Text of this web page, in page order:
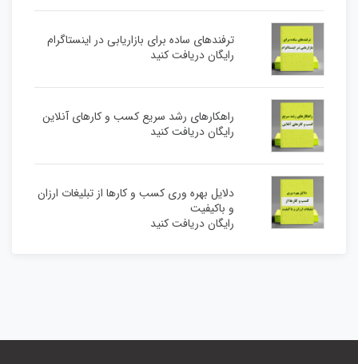
ترفندهای ساده برای بازاریابی در اینستاگرام
رایگان دریافت کنید
راهکارهای رشد سریع کسب و کارهای آنلاین
رایگان دریافت کنید
دلایل بهره وری کسب و کارها از تبلیغات ارزان
و باکیفیت
رایگان دریافت کنید